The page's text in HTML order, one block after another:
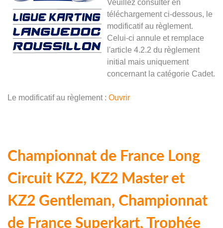
Veuillez consulter en
téléchargement ci-dessous, le
modificatif au règlement.
Celui-ci annule et remplace
l'article 4.2.2 du règlement
initial mais uniquement
concernant la catégorie Cadet.
Le modificatif au règlement : Ouvrir
Championnat de France Long
Circuit KZ2, KZ2 Master et
KZ2 Gentleman, Championnat
de France Superkart, Trophée